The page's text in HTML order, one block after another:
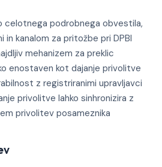
celotnega podrobnega obvestila,
in kanalom za pritožbe pri DPBI
mehanizem za preklic
enostaven kot dajanje privolitve
z registriranimi upravljavci
privolitve lahko sinhronizira z
privolitev posameznika